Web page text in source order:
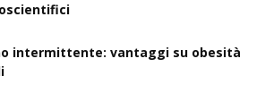
intermittente: vantaggi su obesità